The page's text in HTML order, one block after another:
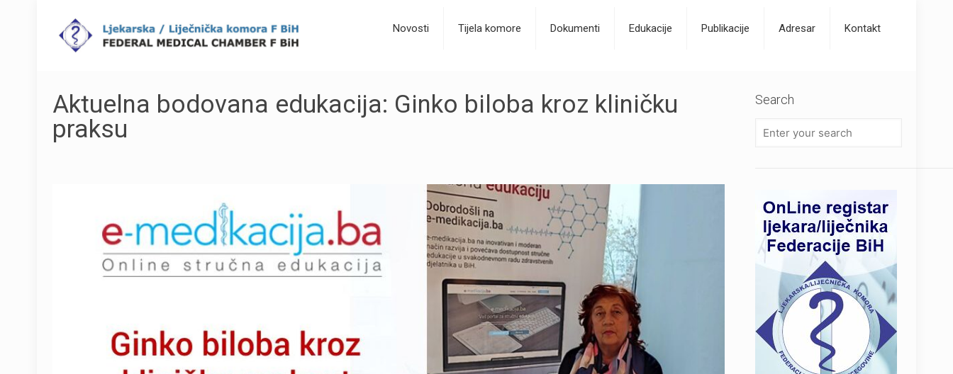
Novosti Tijela komore Dokumenti Edukacije Publikacije Adresar Kontakt
Aktuelna bodovana edukacija: Ginko biloba kroz kliničku
praksu
Search